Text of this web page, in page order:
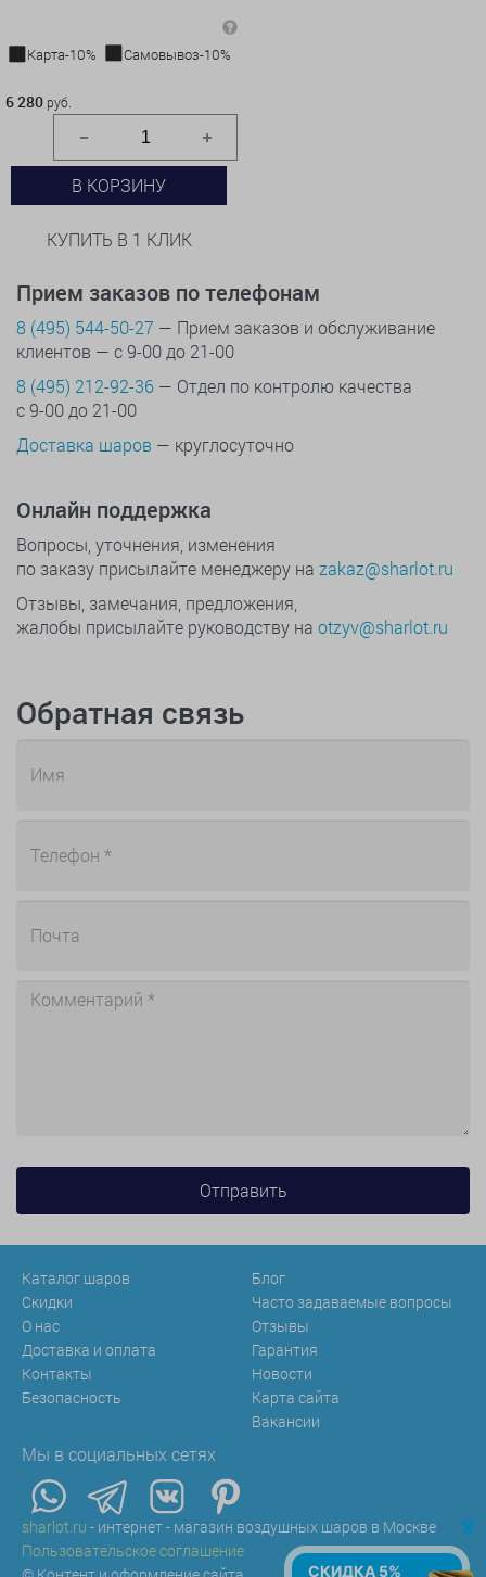
Карта-10%
Самовывоз-10%
6 280 руб.
В КОРЗИНУ
КУПИТЬ В 1 КЛИК
Прием заказов по телефонам
8 (495) 544-50-27 — Прием заказов и обслуживание
клиентов — с 9-00 до 21-00
8 (495) 212-92-36 — Отдел по контролю качества
с 9-00 до 21-00
Доставка шаров — круглосуточно
Онлайн поддержка
Вопросы, уточнения, изменения
по заказу присылайте менеджеру на zakaz@sharlot.ru
Отзывы, замечания, предложения,
жалобы присылайте руководству на otzyv@sharlot.ru
Обратная связь
Каталог шаров
Скидки
О нас
Доставка и оплата
Контакты
Безопасность
Блог
Часто задаваемые вопросы
Отзывы
Гарантия
Новости
Карта сайта
Вакансии
Мы в социальных сетях
sharlot.ru - интернет - магазин воздушных шаров в Москве
Пользовательское соглашение
x
СКИДКА 5%